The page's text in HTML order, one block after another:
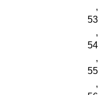
,
53
,
54
,
55
,